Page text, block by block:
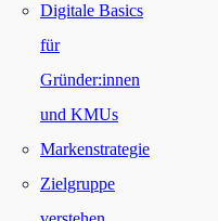
Digitale Basics
für
Gründer:innen
und KMUs
Markenstrategie
Zielgruppe